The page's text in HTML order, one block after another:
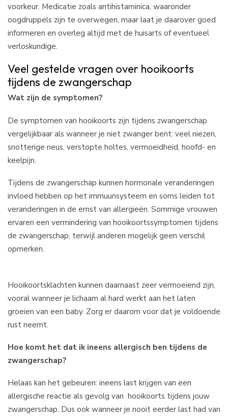
voorkeur. Medicatie zoals antihistaminica, waaronder
oogdruppels zijn te overwegen, maar laat je daarover goed
informeren en overleg altijd met de huisarts of eventueel
verloskundige.
Veel gestelde vragen over hooikoorts
tijdens de zwangerschap
Wat zijn de symptomen?
De symptomen van hooikoorts zijn tijdens zwangerschap
vergelijkbaar als wanneer je niet zwanger bent: veel niezen,
snotterige neus, verstopte holtes, vermoeidheid, hoofd- en
keelpijn.
Tijdens de zwangerschap kunnen hormonale veranderingen
invloed hebben op het immuunsysteem en soms leiden tot
veranderingen in de ernst van allergieën. Sommige vrouwen
ervaren een vermindering van hooikoortssymptomen tijdens
de zwangerschap, terwijl anderen mogelijk geen verschil
opmerken.
Hooikoortsklachten kunnen daarnaast zeer vermoeiend zijn,
vooral wanneer je lichaam al hard werkt aan het laten
groeien van een baby. Zorg er daarom voor dat je voldoende
rust neemt.
Hoe komt het dat ik ineens allergisch ben tijdens de
zwangerschap?
Helaas kan het gebeuren: ineens last krijgen van een
allergische reactie als gevolg van hooikoorts tijdens jouw
zwangerschap. Dus ook wanneer je nooit eerder last had van